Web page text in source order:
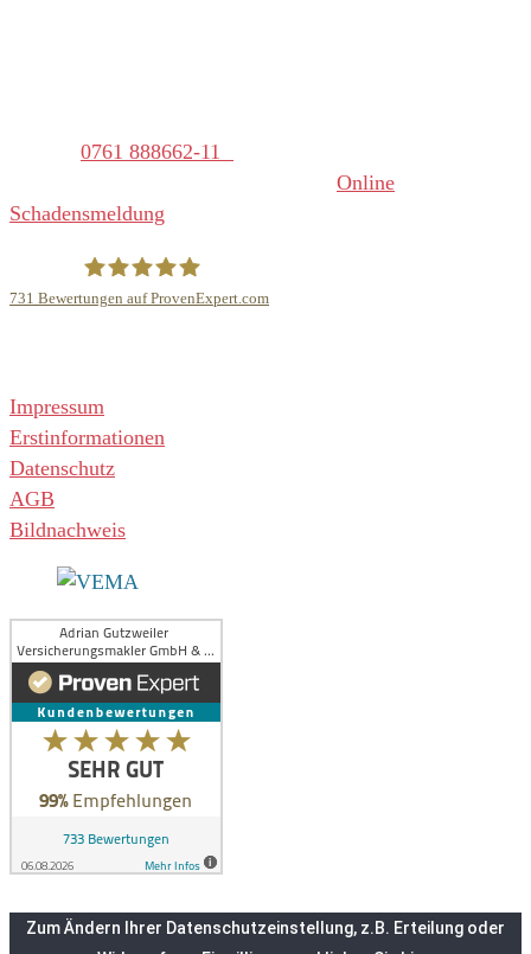
0761 888662-11
Online
Schadensmeldung
731 Bewertungen auf ProvenExpert.com
Impressum
Erstinformationen
Datenschutz
AGB
Bildnachweis
Zum Ändern Ihrer Datenschutzeinstellung, z.B. Erteilung oder